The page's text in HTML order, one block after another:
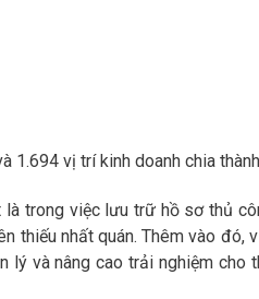
vị trí kinh doanh chia
trong việc lưu trữ hồ sơ thủ
thiếu nhất quán. Thêm vào
và nâng cao trải nghiệm cho